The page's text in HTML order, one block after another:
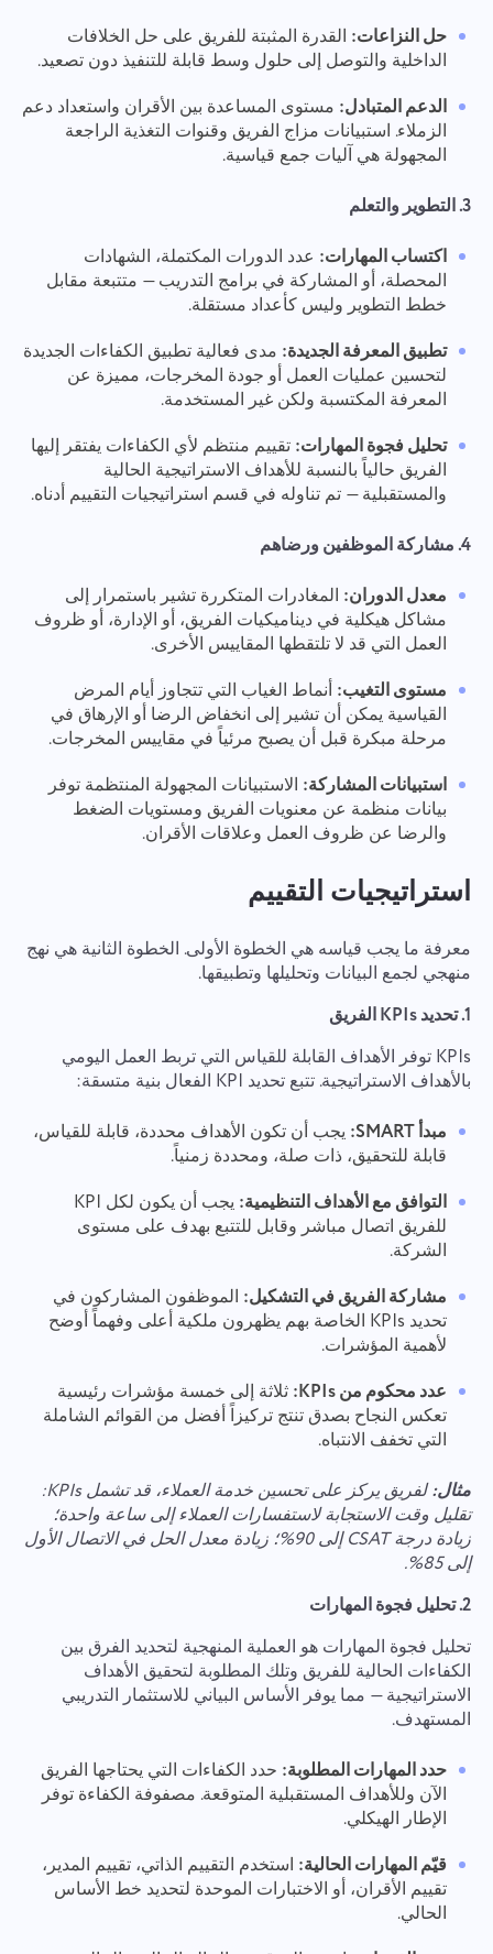
حل النزاعات: القدرة المثبتة للفريق على حل الخلافات
الداخلية والتوصل إلى حلول وسط قابلة للتنفيذ دون تصعيد.
الدعم المتبادل: مستوى المساعدة بين الأقران واستعداد دعم
الزملاء. استبيانات مزاج الفريق وقنوات التغذية الراجعة
المجهولة هي آليات جمع قياسية.
3. التطوير والتعلم
اكتساب المهارات: عدد الدورات المكتملة، الشهادات
المحصلة، أو المشاركة في برامج التدريب — متتبعة مقابل
خطط التطوير وليس كأعداد مستقلة.
تطبيق المعرفة الجديدة: مدى فعالية تطبيق الكفاءات الجديدة
لتحسين عمليات العمل أو جودة المخرجات، مميزة عن
المعرفة المكتسبة ولكن غير المستخدمة.
تحليل فجوة المهارات: تقييم منتظم لأي الكفاءات يفتقر إليها
الفريق حالياً بالنسبة للأهداف الاستراتيجية الحالية
والمستقبلية — تم تناوله في قسم استراتيجيات التقييم أدناه.
4. مشاركة الموظفين ورضاهم
معدل الدوران: المغادرات المتكررة تشير باستمرار إلى
مشاكل هيكلية في ديناميكيات الفريق، أو الإدارة، أو ظروف
العمل التي قد لا تلتقطها المقاييس الأخرى.
مستوى التغيب: أنماط الغياب التي تتجاوز أيام المرض
القياسية يمكن أن تشير إلى انخفاض الرضا أو الإرهاق في
مرحلة مبكرة قبل أن يصبح مرئياً في مقاييس المخرجات.
استبيانات المشاركة: الاستبيانات المجهولة المنتظمة توفر
بيانات منظمة عن معنويات الفريق ومستويات الضغط
والرضا عن ظروف العمل وعلاقات الأقران.
استراتيجيات التقييم
معرفة ما يجب قياسه هي الخطوة الأولى. الخطوة الثانية هي نهج
منهجي لجمع البيانات وتحليلها وتطبيقها.
1. تحديد KPIs الفريق
KPIs توفر الأهداف القابلة للقياس التي تربط العمل اليومي
بالأهداف الاستراتيجية. تتبع تحديد KPI الفعال بنية متسقة:
مبدأ SMART:
يجب أن تكون الأهداف محددة، قابلة للقياس،
قابلة للتحقيق، ذات صلة، ومحددة زمنياً.
التوافق مع الأهداف التنظيمية:
يجب أن يكون لكل KPI
للفريق اتصال مباشر وقابل للتتبع بهدف على مستوى
الشركة.
مشاركة الفريق في التشكيل: الموظفون المشاركون في
تحديد KPIs الخاصة بهم يظهرون ملكية أعلى وفهماً أوضح
لأهمية المؤشرات.
عدد محكوم من KPIs:
ثلاثة إلى خمسة مؤشرات رئيسية
تعكس النجاح بصدق تنتج تركيزاً أفضل من القوائم الشاملة
التي تخفف الانتباه.
مثال:
لفريق يركز على تحسين خدمة العملاء، قد تشمل KPIs:
تقليل وقت الاستجابة لاستفسارات العملاء إلى ساعة واحدة؛
زيادة درجة CSAT إلى 90%؛ زيادة معدل الحل في الاتصال الأول
إلى 85%.
2. تحليل فجوة المهارات
تحليل فجوة المهارات هو العملية المنهجية لتحديد الفرق بين
الكفاءات الحالية للفريق وتلك المطلوبة لتحقيق الأهداف
الاستراتيجية — مما يوفر الأساس البياني للاستثمار التدريبي
المستهدف.
حدد المهارات المطلوبة: حدد الكفاءات التي يحتاجها الفريق
الآن وللأهداف المستقبلية المتوقعة. مصفوفة الكفاءة توفر
الإطار الهيكلي.
قيّم المهارات الحالية: استخدم التقييم الذاتي، تقييم المدير،
تقييم الأقران، أو الاختبارات الموحدة لتحديد خط الأساس
الحالي.
قدم وصفًا للمشكلة جنبا إلى جنب مع الخيار الصحيح
تصفح الملفات
اتصل بنا
رقم التليفون
البريد الإلكتروني
الإبلاغ عن خطأ
معلومات محددة ، ولا تتردد في إرفاق أي ملفات ذات
صلة. تساعدنا مشاركتك النشطة على تحسين تجربة
المستخدم ، وضمان خدمة أفضل للجميع.
تصفح الملفات أو سحب وإسقاط
successfully
سنتعرف عليه بالتأكيد وسنحاول تنفيذه في المنتج.
الميزة
تحميل الملفات
بالنقر على الزر، تؤكد موافقتك على معالجة
البيانات الشخصية.